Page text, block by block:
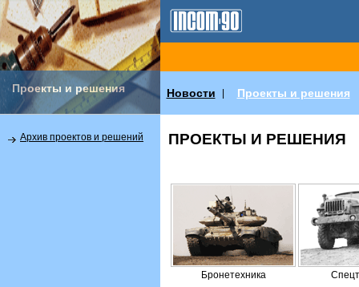
Проекты и решения Новости Проекты и решения
Архив проектов и решений ПРОЕКТЫ И РЕШЕНИЯ
Бронетехника